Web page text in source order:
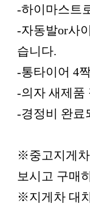
-하이마스트
-자동발or사
습니다.
-통타이어 4
-의자 새제품
-경정비 완료
※중고지게차
보시고 구매
※지게차 대